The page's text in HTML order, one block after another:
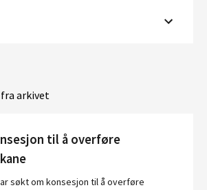
fra arkivet
til å overføre
søkt om konsesjon til å overføre